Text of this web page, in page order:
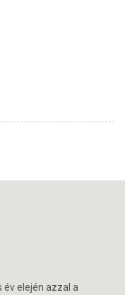
elején azzal a